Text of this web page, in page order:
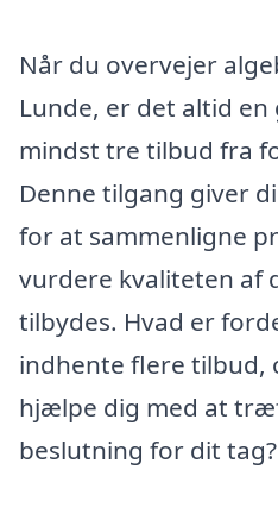
Når du overvejer
Lunde, er det altid
mindst tre tilbud fra
Denne tilgang giver
for at sammenligne
vurdere kvaliteten af
tilbydes. Hvad er
indhente flere tilbud,
hjælpe dig med at
beslutning for dit tag?